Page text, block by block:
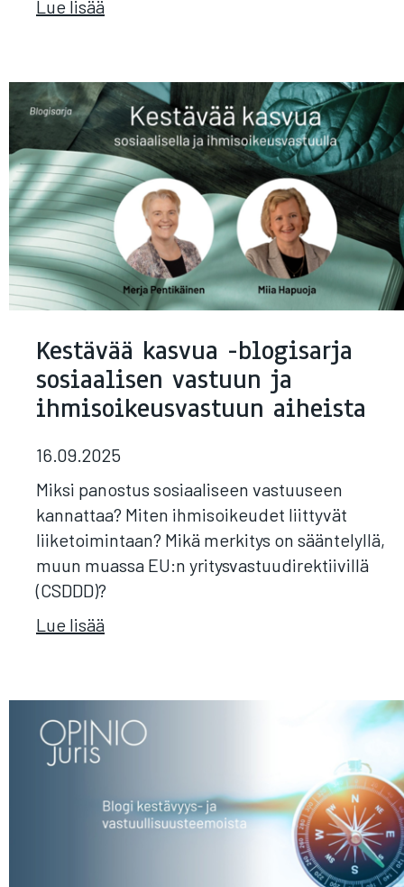
Lue lisää
Kestävää kasvua -blogisarja
sosiaalisen vastuun ja
ihmisoikeusvastuun aiheista
16.09.2025
Miksi panostus sosiaaliseen vastuuseen
kannattaa? Miten ihmisoikeudet liittyvät
liiketoimintaan? Mikä merkitys on sääntelyllä,
muun muassa EU:n yritysvastuudirektiivillä
(CSDDD)?
Lue lisää